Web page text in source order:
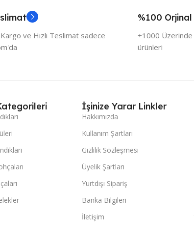
Kargo ve Hızlı Teslimat sadece
%100
+1000 Üzerinde
ürünleri
İşinize Yarar Linkler
Hakkımızda
Kullanım Şartları
Gizlilik Sözleşmesi
Üyelik Şartları
Yurtdışı Sipariş
Banka Bilgileri
İletişim